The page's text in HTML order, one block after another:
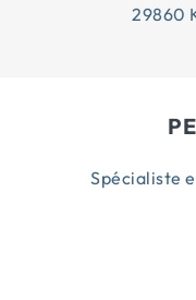
29860
Spécialiste